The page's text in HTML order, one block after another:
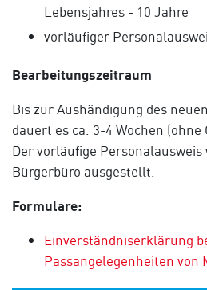
Lebensjahres - 10 Jahre
vorläufiger
Bearbeitungszeitraum
Bis zur Aushändigung des
dauert es ca. 3-4 Wochen (ohne
Der vorläufige
Bürgerbüro ausgestellt.
Formulare:
Einverständniserklärung
Passangelegenheiten von